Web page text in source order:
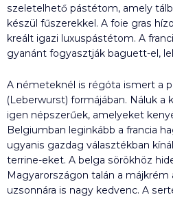
szeletelhető pástétom, amely
készül fűszerekkel. A foie gras
kreált igazi luxuspástétom. A
gyanánt fogyasztják baguett-el,
A németeknél is régóta ismert a
(Leberwurst) formájában. Náluk a
igen népszerűek, amelyeket
Belgiumban leginkább a francia
ugyanis gazdag választékban
terrine-eket. A belga sörökhöz
Magyarországon talán a
uzsonnára is nagy kedvenc. A